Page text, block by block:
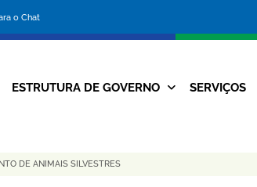
o Chat
da
Prefeitura
Navegação
ESTRUTURA DE GOVERNO SERVIÇOS
DE ANIMAIS SILVESTRES